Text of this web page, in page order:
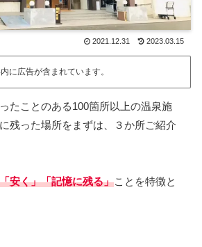
2021.12.31 2023.03.15
に広告が含まれています。
たことのある100箇所以上の温泉施
残った場所をまずは、３か所ご紹介
「安く」「記憶に残る」ことを特徴と